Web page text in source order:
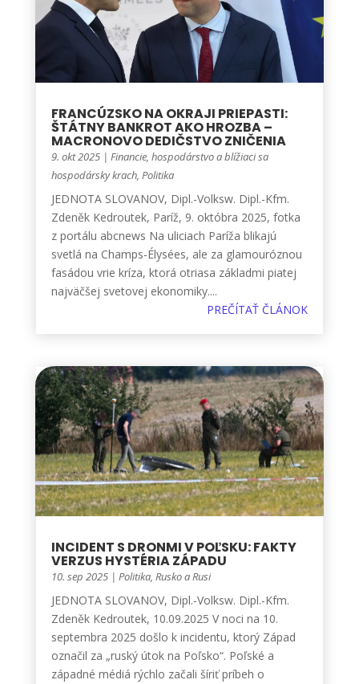
FRANCÚZSKO NA OKRAJI PRIEPASTI:
ŠTÁTNY BANKROT AKO HROZBA –
MACRONOVO DEDIČSTVO ZNIČENIA
9. okt 2025| Financie, hospodárstvo a blížiaci sa
hospodársky krach, Politika
JEDNOTA SLOVANOV, Dipl.-Volksw. Dipl.-Kfm.
Zdeněk Kedroutek, Paríž, 9. októbra 2025, fotka
z portálu abcnews Na uliciach Paríža blikajú
svetlá na Champs-Élysées, ale za glamouróznou
fasádou vrie kríza, ktorá otriasa základmi piatej
najväčšej svetovej ekonomiky....
PREČÍTAŤ ČLÁNOK
INCIDENT S DRONMI V POĽSKU: FAKTY
VERZUS HYSTÉRIA ZÁPADU
10. sep 2025| Politika, Rusko a Rusi
JEDNOTA SLOVANOV, Dipl.-Volksw. Dipl.-Kfm.
Zdeněk Kedroutek, 10.09.2025 V noci na 10.
septembra 2025 došlo k incidentu, ktorý Západ
označil za „ruský útok na Poľsko“. Poľské a
západné médiá rýchlo začali šíriť príbeh o